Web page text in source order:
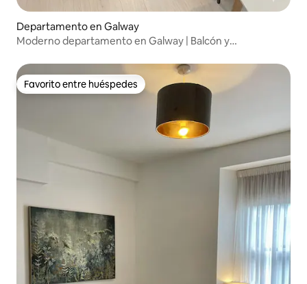
Departamento en Galway
Moderno departamento en Galway | Balcón y
Favorito entre huéspedes
Favorito entre huéspedes